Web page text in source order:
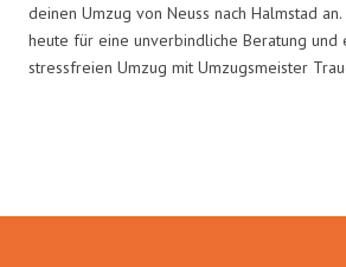
deinen Umzug von Neuss nach Halmstad
heute für eine unverbindliche Beratung und
stressfreien Umzug mit Umzugsmeister